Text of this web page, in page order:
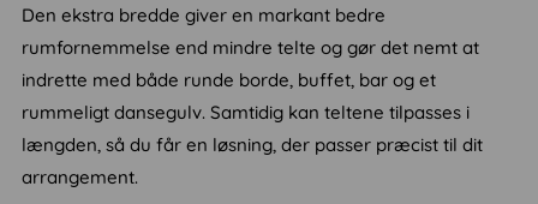
Den ekstra bredde giver en markant bedre
rumfornemmelse end mindre telte og gør det nemt at
indrette med både runde borde, buffet, bar og et
rummeligt dansegulv. Samtidig kan teltene tilpasses i
længden, så du får en løsning, der passer præcist til dit
arrangement.